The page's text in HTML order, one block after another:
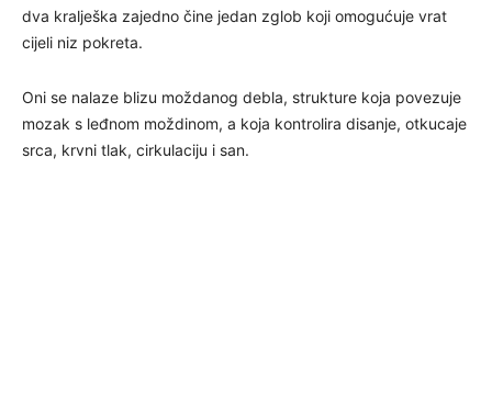
dva kralješka zajedno čine jedan zglob koji omogućuje vrat
cijeli niz pokreta.
Oni se nalaze blizu moždanog debla, strukture koja povezuje
mozak s leđnom moždinom, a koja kontrolira disanje, otkucaje
srca, krvni tlak, cirkulaciju i san.